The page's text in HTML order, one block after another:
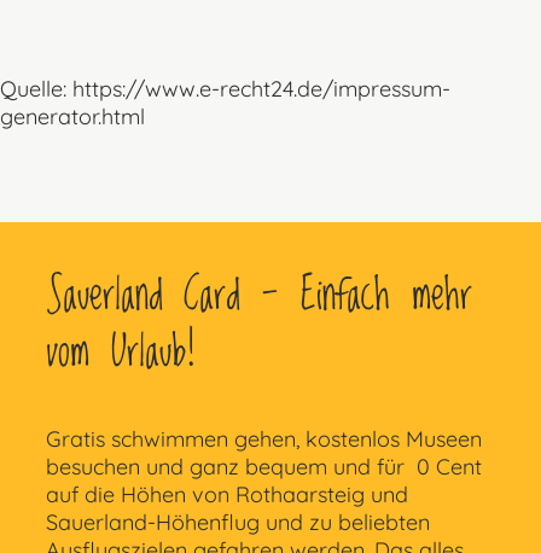
Quelle: https://www.e-recht24.de/impressum-
generator.html
Sauerland Card - Einfach mehr
vom Urlaub!
Gratis schwimmen gehen, kostenlos Museen
besuchen und ganz bequem und für 0 Cent
auf die Höhen von Rothaarsteig und
Sauerland-Höhenflug und zu beliebten